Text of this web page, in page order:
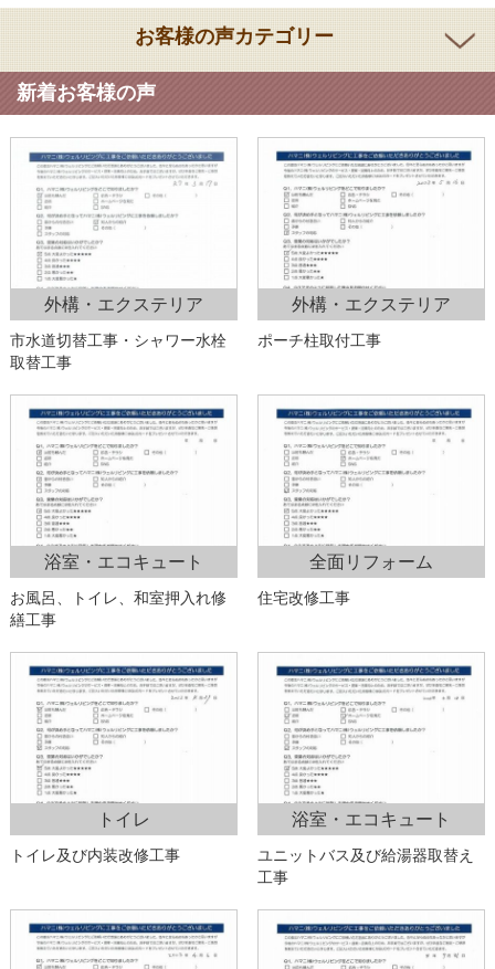
お客様の声カテゴリー
新着お客様の声
外構・エクステリア
市水道切替工事・シャワー水栓
取替工事
外構・エクステリア
ポーチ柱取付工事
浴室・エコキュート
お風呂、トイレ、和室押入れ修
繕工事
全面リフォーム
住宅改修工事
トイレ
トイレ及び内装改修工事
浴室・エコキュート
ユニットバス及び給湯器取替え
工事